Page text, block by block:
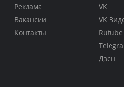
Реклама
Вакансии
Контакты
VK
VK
Rutube
Дзен